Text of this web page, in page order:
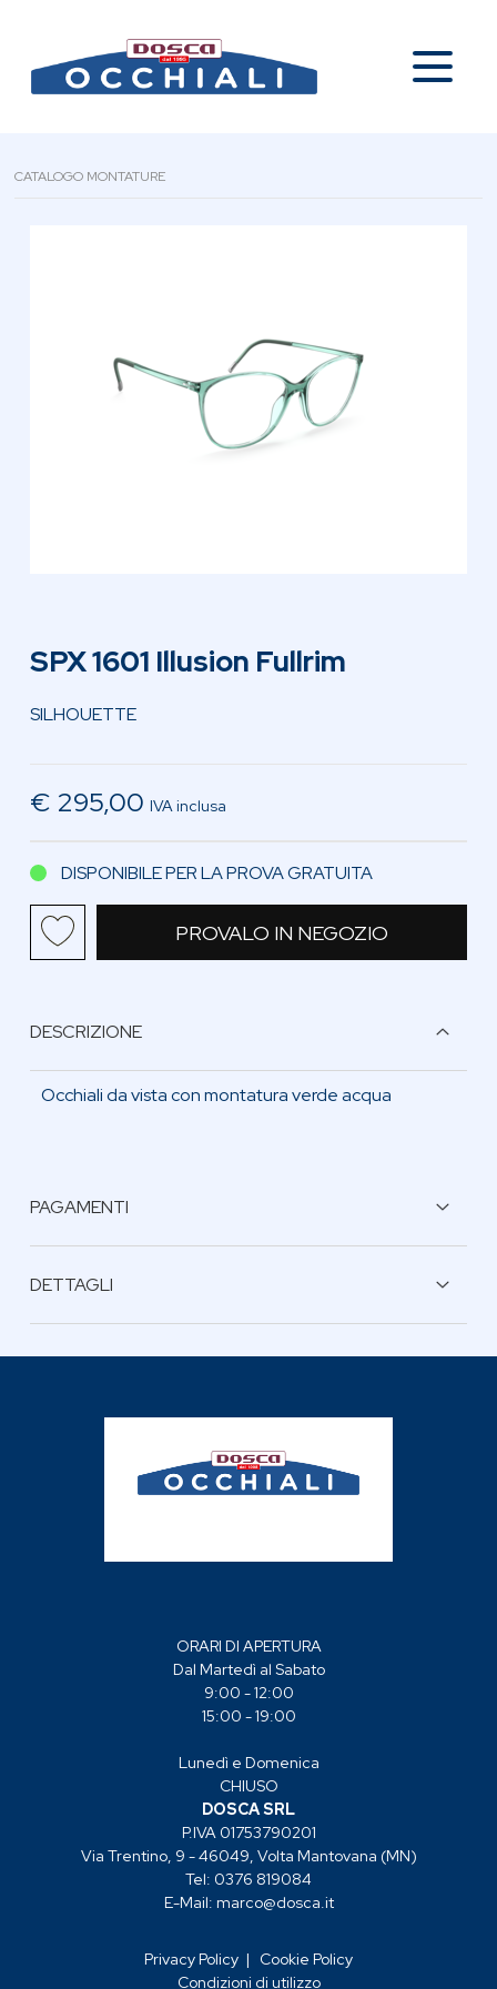
CATALOGO MONTATURE
SPX 1601 Illusion Fullrim
SILHOUETTE
€ 295,00 IVA inclusa
DISPONIBILE PER LA PROVA GRATUITA
PROVALO IN NEGOZIO
DESCRIZIONE
Occhiali da vista con montatura verde acqua
PAGAMENTI
DETTAGLI
ORARI DI APERTURA
Dal Martedì al Sabato
9:00 - 12:00
15:00 - 19:00
Lunedì e Domenica
CHIUSO
DOSCA SRL
P.IVA 01753790201
Via Trentino, 9 - 46049, Volta Mantovana (MN)
Tel: 0376 819084
E-Mail: marco@dosca.it
Privacy Policy | Cookie Policy
Condizioni di utilizzo